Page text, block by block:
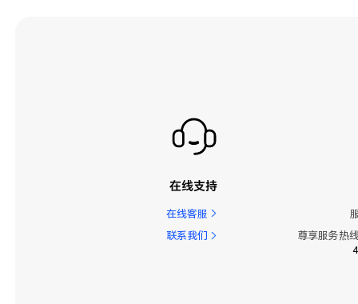
在线支持
在线客服
联系我们
尊享服务热